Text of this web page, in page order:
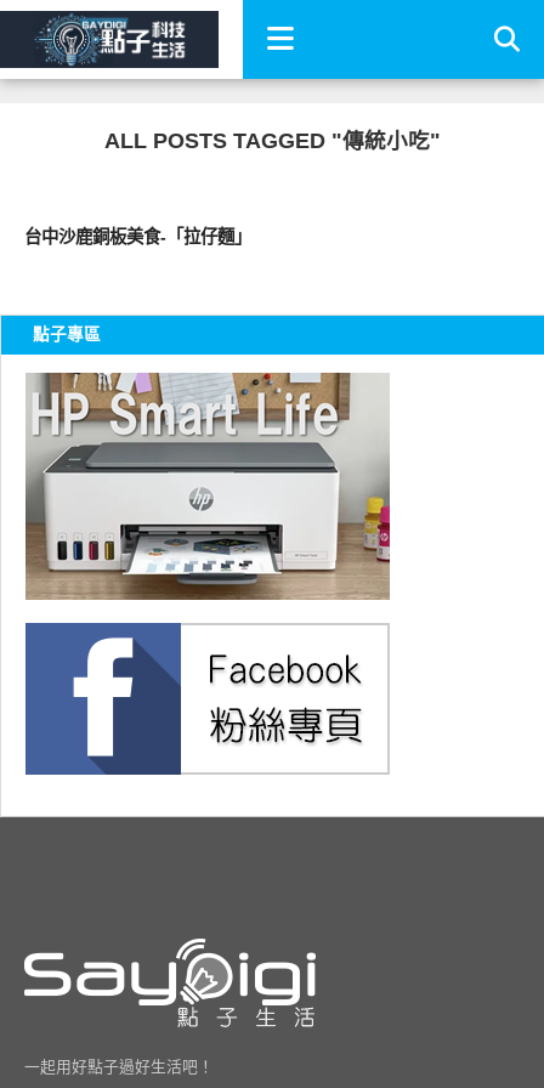
ALL POSTS TAGGED "傳統小吃"
台中沙鹿銅板美食-「拉仔麵」
點子專區
一起用好點子過好生活吧！